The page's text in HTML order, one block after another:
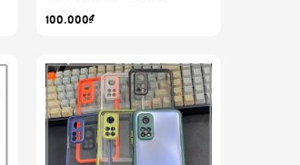
Ánh 7 màu
100.000₫